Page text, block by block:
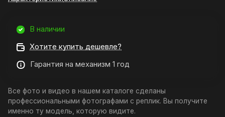
В наличии
Хотите купить дешевле?
Гарантия на механизм 1 год
Все фото и видео в нашем каталоге сделаны
профессиональными фотографами с реплик. Вы получите
именно ту модель, которую видите.